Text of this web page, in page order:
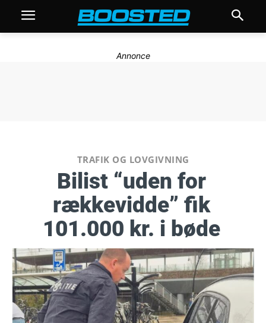
Annonce
TRAFIK OG LOVGIVNING
Bilist “uden for
rækkevidde” fik
101.000 kr. i bøde